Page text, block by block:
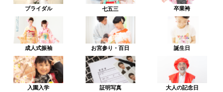
ブライダル 七五三 卒業袴
成人式振袖 お宮参り・百日 誕生日
入園入学 証明写真 大人の記念日